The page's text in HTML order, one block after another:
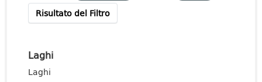
Risultato del Filtro
Laghi
Laghi